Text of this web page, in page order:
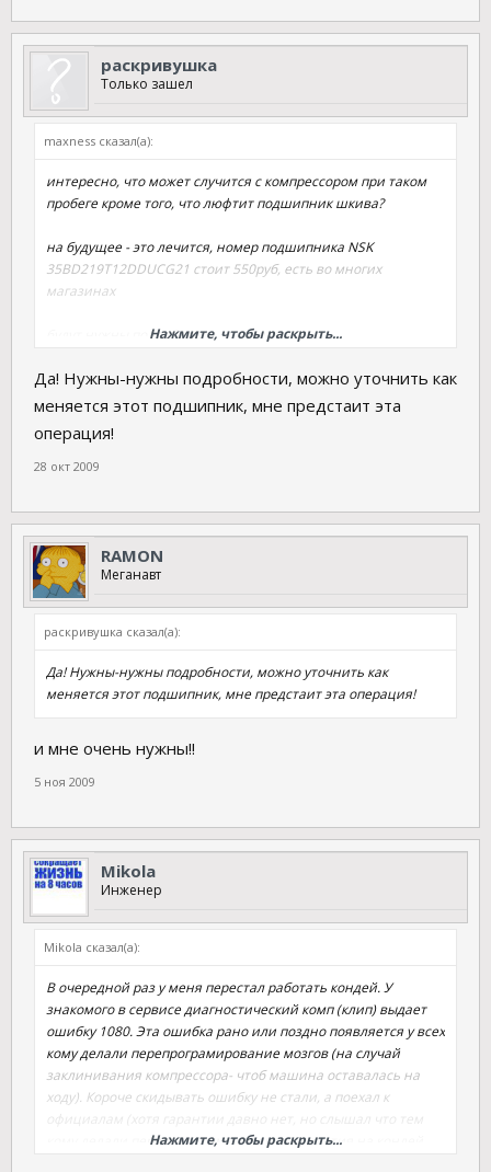
раскривушка
Только зашел
maxness сказал(а):
интересно, что может случится с компрессором при таком
пробеге кроме того, что люфтит подшипник шкива?
на будущее - это лечится, номер подшипника NSK
35BD219T12DDUCG21 стоит 550руб, есть во многих
магазинах
будут нужны подробности - отпишусь
Нажмите, чтобы раскрыть...
Да! Нужны-нужны подробности, можно уточнить как
меняется этот подшипник, мне предстаит эта
операция!
28 окт 2009
RAMON
Меганавт
раскривушка сказал(а):
Да! Нужны-нужны подробности, можно уточнить как
меняется этот подшипник, мне предстаит эта операция!
и мне очень нужны!!
5 ноя 2009
Mikola
Инженер
Mikola сказал(а):
В очередной раз у меня перестал работать кондей. У
знакомого в сервисе диагностический комп (клип) выдает
ошибку 1080. Эта ошибка рано или поздно появляется у всех
кому делали перепрограмирование мозгов (на случай
заклинивания компрессора- чтоб машина оставалась на
ходу). Короче скидывать ошибку не стали, а поехал к
официалам (хотя гарантии давно нет, но слышал что тем
кому делали перепрограммирование гарантия на кондей
Нажмите, чтобы раскрыть...